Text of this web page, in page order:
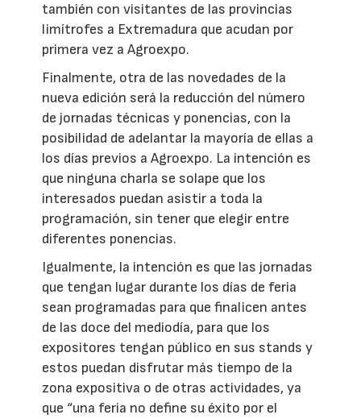
también con visitantes de las provincias
limítrofes a Extremadura que acudan por
primera vez a Agroexpo.
Finalmente, otra de las novedades de la
nueva edición será la reducción del número
de jornadas técnicas y ponencias, con la
posibilidad de adelantar la mayoría de ellas a
los días previos a Agroexpo. La intención es
que ninguna charla se solape que los
interesados puedan asistir a toda la
programación, sin tener que elegir entre
diferentes ponencias.
Igualmente, la intención es que las jornadas
que tengan lugar durante los días de feria
sean programadas para que finalicen antes
de las doce del mediodía, para que los
expositores tengan público en sus stands y
estos puedan disfrutar más tiempo de la
zona expositiva o de otras actividades, ya
que “una feria no define su éxito por el